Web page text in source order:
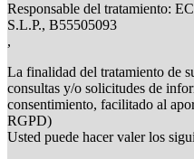
Responsable del tratamiento:
S.L.P., B55505093
,
La finalidad del tratamiento de
consultas y/o solicitudes de
consentimiento, facilitado al
RGPD)
Usted puede hacer valer los